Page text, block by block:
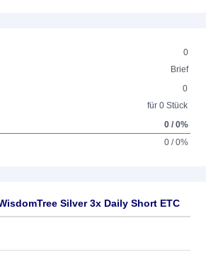
0
Brief
0
für 0 Stück
0 / 0%
0 / 0%
Silver 3x Daily Short ETC